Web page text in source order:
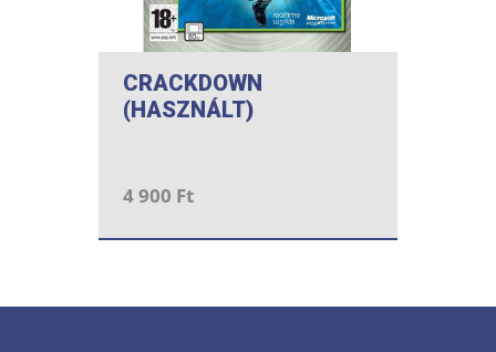
CRACKDOWN
(HASZNÁLT)
4 900 Ft